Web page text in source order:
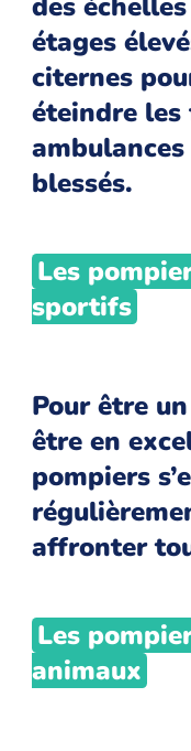
étages
citernes
éteindre les
blessés.
Les
sportifs
Pour être
être en
pompiers
affronter
Les
animaux